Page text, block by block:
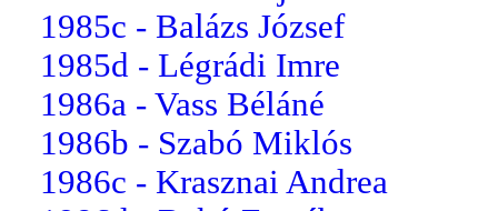
1985c - Balázs József
1985d - Légrádi Imre
1986a - Vass Béláné
1986b - Szabó Miklós
1986c - Krasznai Andrea